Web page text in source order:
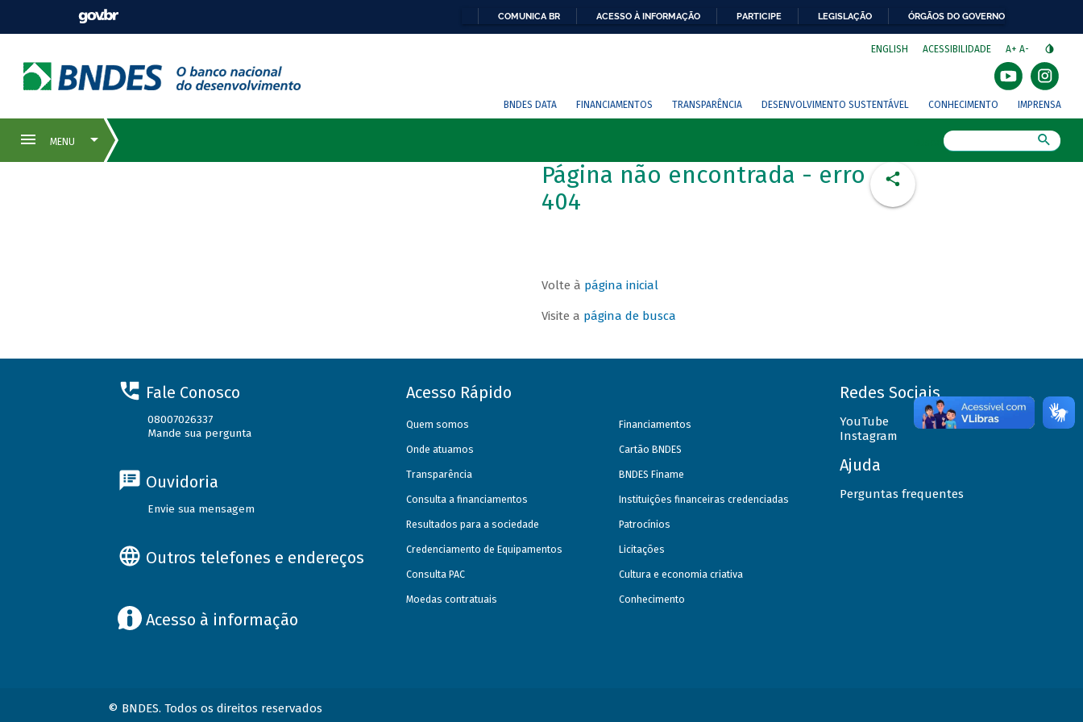
COMUNICA BR ACESSO À INFORMAÇÃO PARTICIPE LEGISLAÇÃO ÓRGÃOS DO GOVERNO
ENGLISH ACESSIBILIDADE A+ A-
BNDES DATA FINANCIAMENTOS TRANSPARÊNCIA DESENVOLVIMENTO SUSTENTÁVEL CONHECIMENTO IMPRENSA
Página não encontrada - erro
404
Volte à página inicial
Visite a página de busca
Fale Conosco
08007026337
Mande sua pergunta
Ouvidoria
Envie sua mensagem
Outros telefones e endereços
Acesso à informação
Acesso Rápido
Quem somos
Onde atuamos
Transparência
Consulta a financiamentos
Resultados para a sociedade
Credenciamento de Equipamentos
Consulta PAC
Moedas contratuais
Financiamentos
Cartão BNDES
BNDES Finame
Instituições financeiras credenciadas
Patrocínios
Licitações
Cultura e economia criativa
Conhecimento
Redes Sociais
YouTube
Instagram
Ajuda
Perguntas frequentes
© BNDES. Todos os direitos reservados